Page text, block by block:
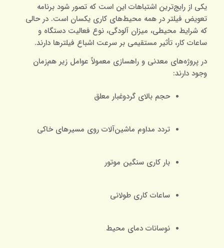
یکی از رایج‌ترین اشتباهات این است که تصور شود برنامه
تعویض فیلتر در همه محیط‌های کاری یکسان است. در حالی
که شرایط محیطی، میزان آلودگی، نوع فعالیت دستگاه و
ساعات کار، تأثیر مستقیمی بر سرعت اشباع فیلترها دارند.
در پروژه‌های معدنی و راهسازی معمولاً عوامل زیر هم‌زمان
وجود دارند:
حجم بالای گردوغبار معلق
تردد مداوم ماشین‌آلات روی مسیرهای خاکی
بار کاری سنگین موتور
ساعات کاری طولانی
نوسانات دمای محیط